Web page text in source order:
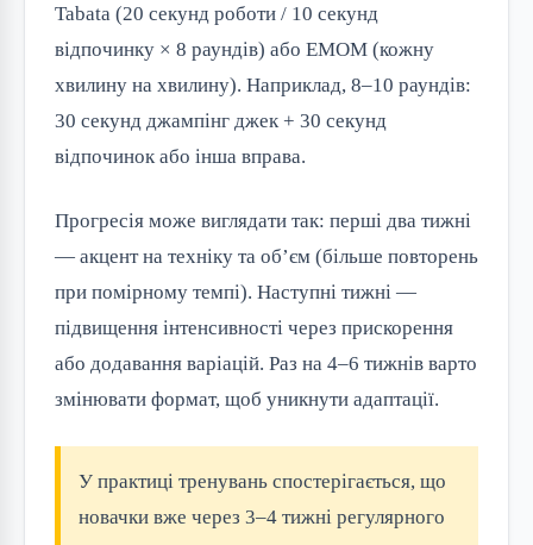
Tabata (20 секунд роботи / 10 секунд
відпочинку × 8 раундів) або EMOM (кожну
хвилину на хвилину). Наприклад, 8–10 раундів:
30 секунд джампінг джек + 30 секунд
відпочинок або інша вправа.
Прогресія може виглядати так: перші два тижні
— акцент на техніку та об’єм (більше повторень
при помірному темпі). Наступні тижні —
підвищення інтенсивності через прискорення
або додавання варіацій. Раз на 4–6 тижнів варто
змінювати формат, щоб уникнути адаптації.
У практиці тренувань спостерігається, що
новачки вже через 3–4 тижні регулярного